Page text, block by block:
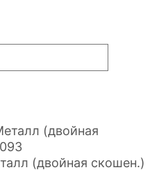
(двойная скошен.)